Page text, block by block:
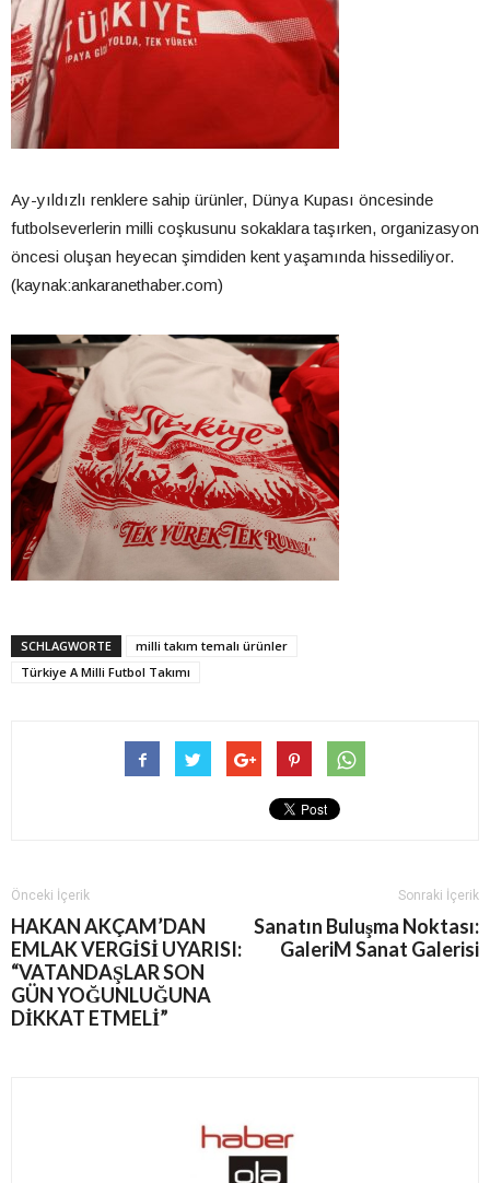
Ay-yıldızlı renklere sahip ürünler, Dünya Kupası öncesinde
futbolseverlerin milli coşkusunu sokaklara taşırken, organizasyon
öncesi oluşan heyecan şimdiden kent yaşamında hissediliyor.
(kaynak:ankaranethaber.com)
SCHLAGWORTE
milli takım temalı ürünler
Türkiye A Milli Futbol Takımı
Önceki İçerik
HAKAN AKÇAM’DAN
EMLAK VERGİSİ UYARISI:
“VATANDAŞLAR SON
GÜN YOĞUNLUĞUNA
DİKKAT ETMELİ”
Sonraki İçerik
Sanatın Buluşma Noktası:
GaleriM Sanat Galerisi